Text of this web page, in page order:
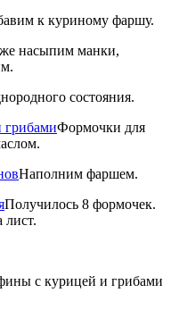
к куриному фаршу.
насыпим манки,
состояния.
Формочки для
Наполним фаршем.
Получилось 8 формочек.
с курицей и грибами